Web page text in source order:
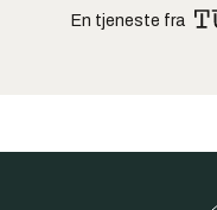
En tjeneste fra